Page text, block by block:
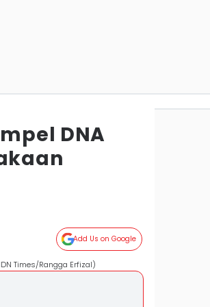
DNA
Add Us on Google
Times/Rangga Erfizal)